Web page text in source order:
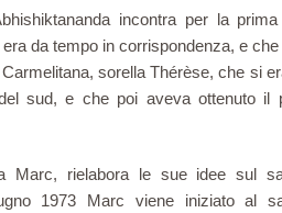
incontra per la
da tempo in corrispondenza, e
sorella Thérèse, che si
del sud, e che poi aveva ottenuto
Marc, rielabora le sue idee sul
1973 Marc viene iniziato al